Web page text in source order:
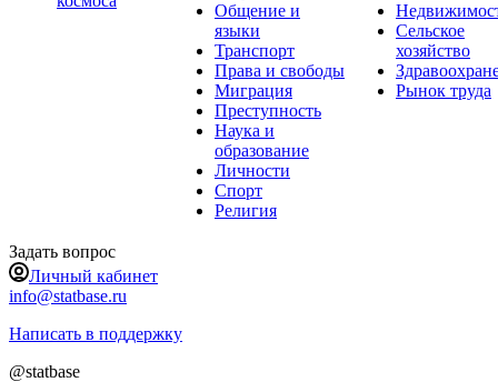
Общение и
языки
Транспорт
Права и свободы
Миграция
Преступность
Наука и
образование
Личности
Спорт
Религия
Сельское
хозяйство
Рынок труда
Задать вопрос
Личный кабинет
info@statbase.ru
Написать в поддержку
@statbase